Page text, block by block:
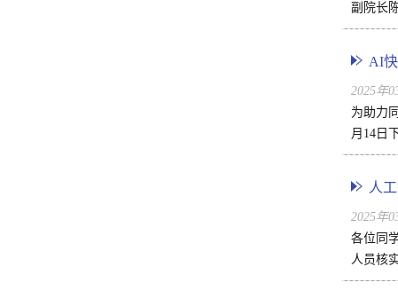
副院长
AI
2025年
为助力
月14日
人
2025年
各位同
人员核